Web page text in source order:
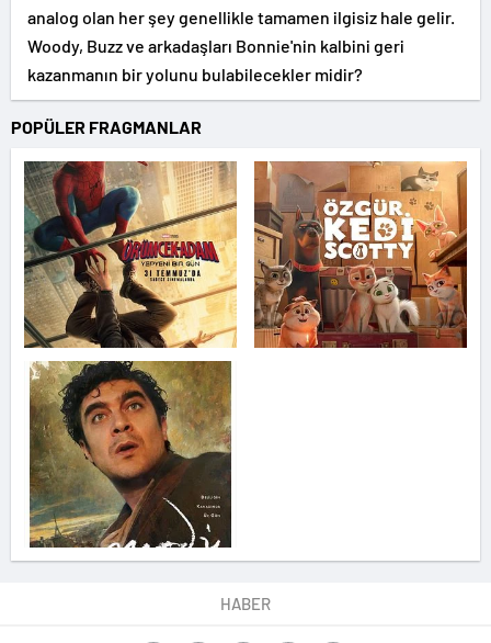
analog olan her şey genellikle tamamen ilgisiz hale gelir.
Woody, Buzz ve arkadaşları Bonnie'nin kalbini geri
kazanmanın bir yolunu bulabilecekler midir?
POPÜLER FRAGMANLAR
HABER